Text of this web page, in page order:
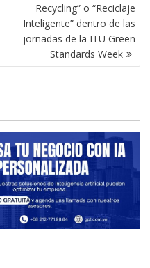
Recycling” o “Reciclaje
Inteligente” dentro de las
jornadas de la ITU Green
Standards Week